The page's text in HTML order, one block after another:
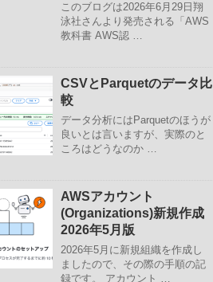
このブログは2026年6月29日翔
泳社さんより発売される「AWS
教科書 AWS認 …
CSVとParquetのデータ比
較
データ分析にはParquetのほうが
良いとは言いますが、実際のと
ころはどうなのか …
AWSアカウント
(Organizations)新規作成
2026年5月版
2026年5月に新規組織を作成し
ましたので、その際の手順の記
録です。 アカウント …